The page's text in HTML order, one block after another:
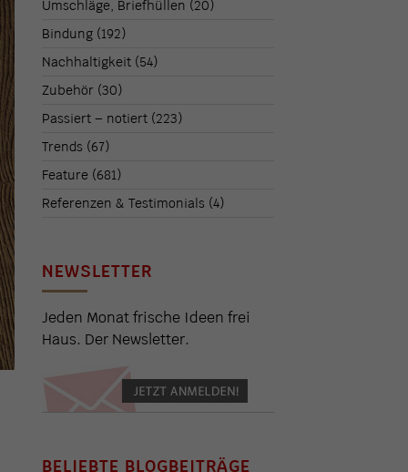
Umschläge, Briefhüllen (20)
Bindung (192)
Nachhaltigkeit (54)
Zubehör (30)
Passiert – notiert (223)
Trends (67)
Feature (681)
Referenzen & Testimonials (4)
NEWSLETTER
Jeden Monat frische Ideen frei
Haus. Der Newsletter.
BELIEBTE BLOGBEITRÄGE